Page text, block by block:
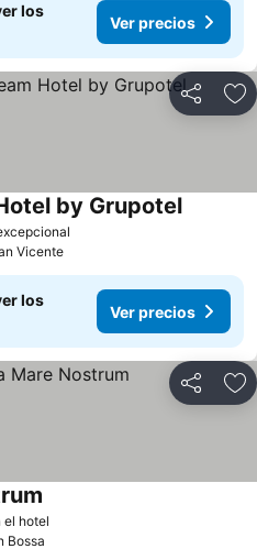
los
Ver precios
Compartir
by Grupotel
Vicente
los
Ver precios
Compartir
el hotel
Bossa